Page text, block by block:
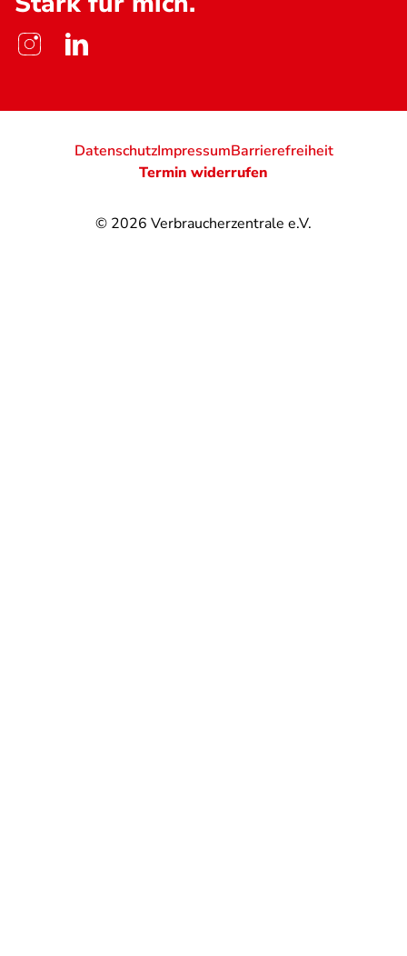
© 2026 Verbraucherzentrale e.V.
DatenschutzImpressumBarrierefreiheit
Termin widerrufen